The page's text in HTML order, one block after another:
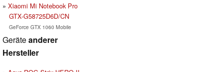
Xiaomi Mi Notebook Pro
GTX-G58725D6D/CN
GeForce GTX 1060 Mobile
Geräteanderer
Hersteller